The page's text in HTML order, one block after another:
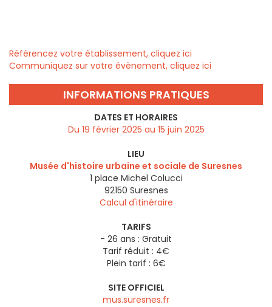
Référencez votre établissement, cliquez ici
Communiquez sur votre évènement, cliquez ici
INFORMATIONS PRATIQUES
DATES ET HORAIRES
Du 19 février 2025 au 15 juin 2025
LIEU
Musée d'histoire urbaine et sociale de Suresnes
1 place Michel Colucci
92150 Suresnes
Calcul d'itinéraire
TARIFS
- 26 ans : Gratuit
Tarif réduit : 4€
Plein tarif : 6€
SITE OFFICIEL
mus.suresnes.fr